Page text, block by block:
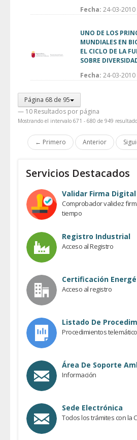
Fecha: 24-03-2010
UNO DE LOS
MUNDIALES EN
EL CICLO DE LA
SOBRE
Fecha: 24-03-2010
Página 68 de 95
— 10 Resultados por página
Mostrando el intervalo 671 - 680 de 949
← Primero Anterior
Servicios Destacados
Validar Firma Digital
Comprobador validez
tiempo
Registro Industrial
Acceso al Registro
Certificación
Acceso al registro
Listado De
Procedimientos
Área De Soporte
Información
Sede Electrónica
Todos los trámites con la